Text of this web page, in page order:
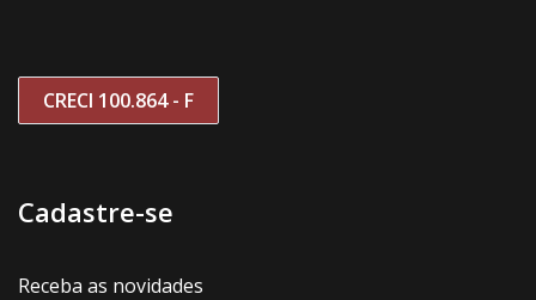
CRECI 100.864 - F
Cadastre-se
Receba as novidades